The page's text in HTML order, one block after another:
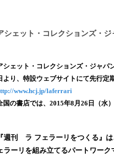
シェット・コレクションズ・
シェット・コレクションズ・ジャ
より、特設ウェブサイトにて先行定
www.hcj.jp/laferrari
国の書店では、2015年8月26日（水
『週刊 ラ フェラーリをつくる』
ラーリを組み立てるパートワーク